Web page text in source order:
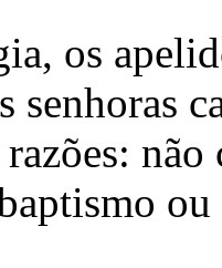
os
senhoras